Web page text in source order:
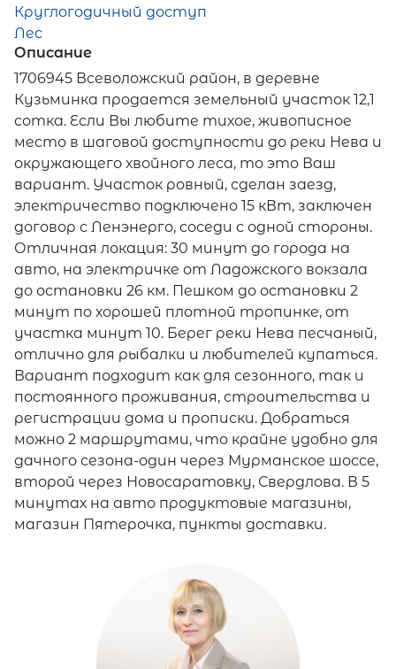
Круглогодичный доступ
Лес
Описание
1706945 Всеволожский район, в деревне
Кузьминка продается земельный участок 12,1
сотка. Если Вы любите тихое, живописное
место в шаговой доступности до реки Нева и
окружающего хвойного леса, то это Ваш
вариант. Участок ровный, сделан заезд,
электричество подключено 15 кВт, заключен
договор с Ленэнерго, соседи с одной стороны.
Отличная локация: 30 минут до города на
авто, на электричке от Ладожского вокзала
до остановки 26 км. Пешком до остановки 2
минут по хорошей плотной тропинке, от
участка минут 10. Берег реки Нева песчаный,
отлично для рыбалки и любителей купаться.
Вариант подходит как для сезонного, так и
постоянного проживания, строительства и
регистрации дома и прописки. Добраться
можно 2 маршрутами, что крайне удобно для
дачного сезона-один через Мурманское шоссе,
второй через Новосаратовку, Свердлова. В 5
минутах на авто продуктовые магазины,
магазин Пятерочка, пункты доставки.